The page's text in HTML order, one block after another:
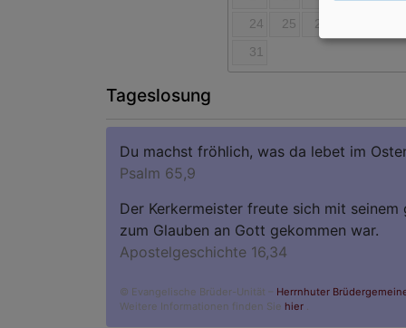
24
25 26
31
Tageslosung
Du machst fröhlich, was da lebet im
Psalm 65,9
Der Kerkermeister freute sich mit seinem
zum Glauben an Gott gekommen war.
Apostelgeschichte 16,34
© Evangelische Brüder-Unität – Herrnhuter
Weitere Informationen finden Sie hier .